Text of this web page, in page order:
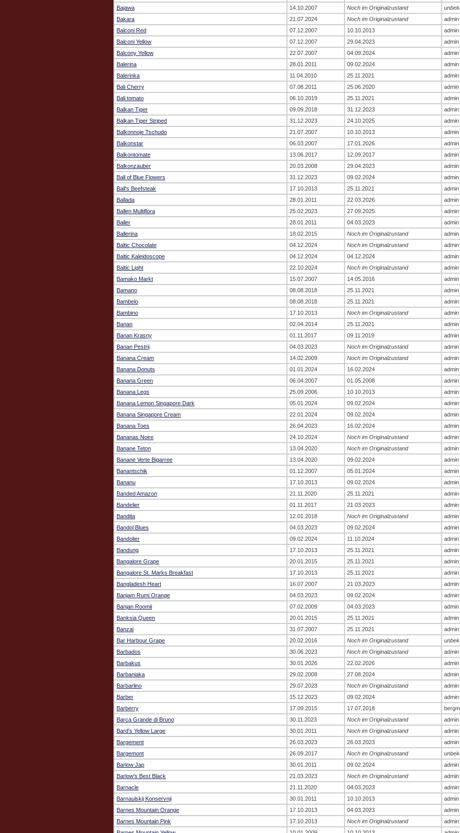
Bajawa
14.10.2007 Noch im Originalzustand
Bakara
21.07.2024 Noch im Originalzustand
admin
Balconi Red
07.12.2007 10.10.2013
admin
Balconi Yellow
07.12.2007 29.04.2023
admin
Balcony Yellow
22.07.2007 04.09.2024
admin
Balerina
28.01.2011 09.02.2024
admin
Balerinka
11.04.2010 25.11.2021
admin
Bali Cherry
07.08.2011 25.06.2020
admin
Bali tomato
06.10.2019 25.11.2021
admin
Balkan Tiger
09.09.2018 31.12.2023
admin
Balkan Tiger Striped
31.12.2023 24.10.2025
admin
Balkonnoje Tschudo
21.07.2007 10.10.2013
admin
Balkonstar
06.03.2007 17.01.2026
admin
Balkontomate
13.06.2017 12.09.2017
admin
Balkonzauber
20.03.2008 29.04.2023
admin
Ball of Blue Flowers
31.12.2023 09.02.2024
admin
Ball's Beefsteak
17.10.2013 25.11.2021
admin
Ballada
28.01.2011 22.03.2026
admin
Ballen Multiflora
25.02.2023 27.09.2025
admin
Baller
28.01.2011 04.03.2023
admin
Ballerina
18.02.2015 Noch im Originalzustand
admin
Baltic Chocolate
04.12.2024 Noch im Originalzustand
admin
Baltic Kaleidoscope
04.12.2024 04.12.2024
admin
Baltic Light
22.10.2024 Noch im Originalzustand
admin
Bamako Markt
15.07.2007 14.05.2016
admin
Bamano
08.08.2018 25.11.2021
admin
Bambelo
08.08.2018 25.11.2021
admin
Bambino
17.10.2013 Noch im Originalzustand
admin
Banan
02.04.2014 25.11.2021
admin
Banan Krasny
01.11.2017 09.11.2019
admin
Banan Pestrij
04.03.2023 Noch im Originalzustand
admin
Banana Cream
14.02.2009 Noch im Originalzustand
admin
Banana Donuts
01.01.2024 16.02.2024
admin
Banana Green
06.04.2007 01.05.2008
admin
Banana Legs
25.09.2006 10.10.2013
admin
Banana Lemon Singapore Dark
05.01.2024 09.02.2024
admin
Banana Singapore Cream
22.01.2024 09.02.2024
admin
Banana Toes
26.04.2023 16.02.2024
admin
Bananas Noire
24.10.2024 Noch im Originalzustand
admin
Banane Teton
13.04.2020 Noch im Originalzustand
admin
Banane Verte Bigarree
13.04.2020 09.02.2024
admin
Banantschik
01.12.2007 05.01.2024
admin
Bananu
17.10.2013 09.02.2024
admin
Banded Amazon
21.11.2020 25.11.2021
admin
Bandelier
01.11.2017 21.03.2023
admin
Bandita
12.01.2018 Noch im Originalzustand
admin
Bandol Blues
04.03.2023 09.02.2024
admin
Bandolier
09.02.2024 11.10.2024
admin
Bandung
17.10.2013 25.11.2021
admin
Bangalore Grape
20.01.2015 25.11.2021
admin
Bangalore St. Marks Breakfast
17.10.2013 25.11.2021
admin
Bangladesh Heart
16.07.2007 21.03.2023
admin
Banjam Rumi Orange
04.03.2023 09.02.2024
admin
Banjan Roomii
07.02.2009 04.03.2023
admin
Banksia Queen
20.01.2015 25.11.2021
admin
Banzai
31.07.2007 25.11.2021
admin
Bar Harbour Grape
20.02.2016 Noch im Originalzustand
Barbados
30.06.2023 Noch im Originalzustand
admin
Barbakus
30.01.2026 22.02.2026
admin
Barbaniaka
29.02.2008 27.08.2024
admin
Barbarlino
29.07.2023 Noch im Originalzustand
admin
Barber
15.12.2023 09.02.2024
admin
Barberry
17.09.2015 17.07.2018
Barca Grande di Bruno
30.11.2023 Noch im Originalzustand
admin
Bard's Yellow Large
30.01.2011 Noch im Originalzustand
admin
Bargement
26.03.2023 26.03.2023
admin
Bargemont
26.09.2017 Noch im Originalzustand
Barlow Jap
30.01.2011 09.02.2024
admin
Barlow's Best Black
21.03.2023 Noch im Originalzustand
admin
Barnacle
21.11.2020 04.03.2023
admin
Barnaulskij Konservnji
30.01.2011 10.10.2013
admin
Barnes Mountain Orange
17.10.2013 04.03.2023
admin
Barnes Mountain Pink
17.10.2013 Noch im Originalzustand
admin